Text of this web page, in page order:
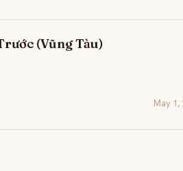
(Vũng Tàu)
May 1,